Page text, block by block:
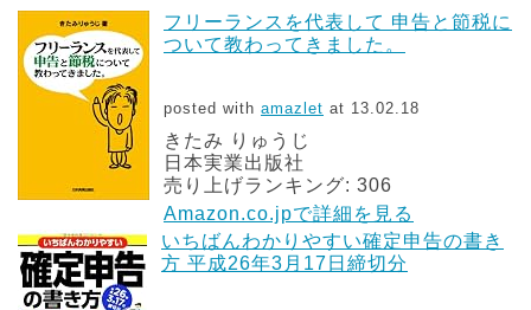
フリーランスを代表して 申告と節税に
ついて教わってきました。
posted with amazlet at 13.02.18
きたみ りゅうじ
日本実業出版社
売り上げランキング: 306
Amazon.co.jpで詳細を見る
いちばんわかりやすい確定申告の書き
方 平成26年3月17日締切分